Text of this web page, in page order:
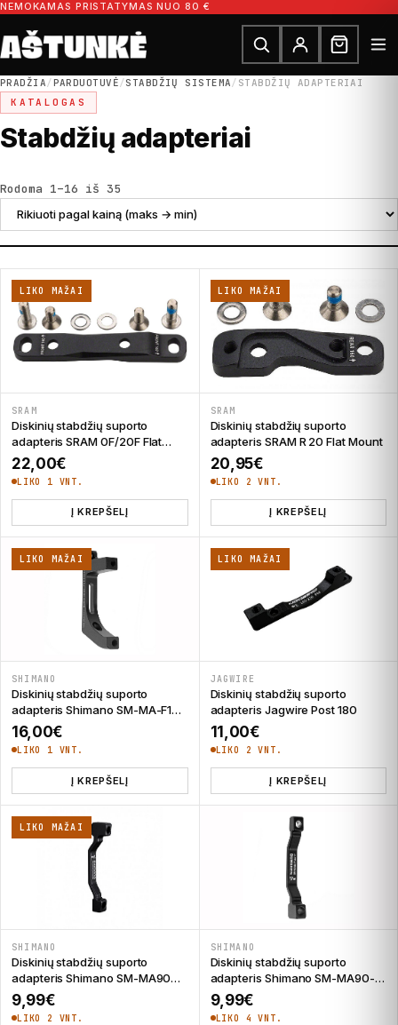
Pereiti prie turinio
NEMOKAMAS PRISTATYMAS NUO 80 €
Ieškoti dalių
Ieškoti
PRADŽIA/PARDUOTUVĖ/STABDŽIŲ SISTEMA/ STABDŽIŲ ADAPTERIAI
KATALOGAS
Stabdžių adapteriai
Rodoma 1–16 iš 35
LIKO MAŽAI
SRAM
Diskinių stabdžių suporto
adapteris SRAM 0F/20F Flat
Mount
22,00€
LIKO 1 VNT.
Į KREPŠELĮ
LIKO MAŽAI
SRAM
Diskinių stabdžių suporto
adapteris SRAM R 20 Flat Mount
20,95€
LIKO 2 VNT.
Į KREPŠELĮ
LIKO MAŽAI
SHIMANO
Diskinių stabdžių suporto
adapteris Shimano SM-MA-F160
Post/D
16,00€
LIKO 1 VNT.
Į KREPŠELĮ
LIKO MAŽAI
JAGWIRE
Diskinių stabdžių suporto
adapteris Jagwire Post 180
11,00€
LIKO 2 VNT.
Į KREPŠELĮ
LIKO MAŽAI
SHIMANO
Diskinių stabdžių suporto
adapteris Shimano SM-MA90
203 mm
9,99€
LIKO 2 VNT.
SHIMANO
Diskinių stabdžių suporto
adapteris Shimano SM-MA90-
F180 Post/Post 160 mm
9,99€
LIKO 4 VNT.